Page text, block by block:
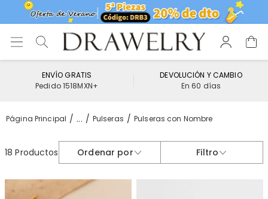
ENVÍO GRATIS
Pedido 1518MXN+
DEVOLUCIÓN Y CAMBIO
En 60 días
Página Principal ... Pulseras Pulseras con Nombre
18 Productos Ordenar por Filtro